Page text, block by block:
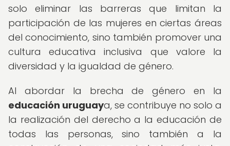
solo eliminar las barreras que limitan la
participación de las mujeres en ciertas áreas
del conocimiento, sino también promover una
cultura educativa inclusiva que valore la
diversidad y la igualdad de género.
Al abordar la brecha de género en la
educación uruguaya, se contribuye no solo a
la realización del derecho a la educación de
todas las personas, sino también a la